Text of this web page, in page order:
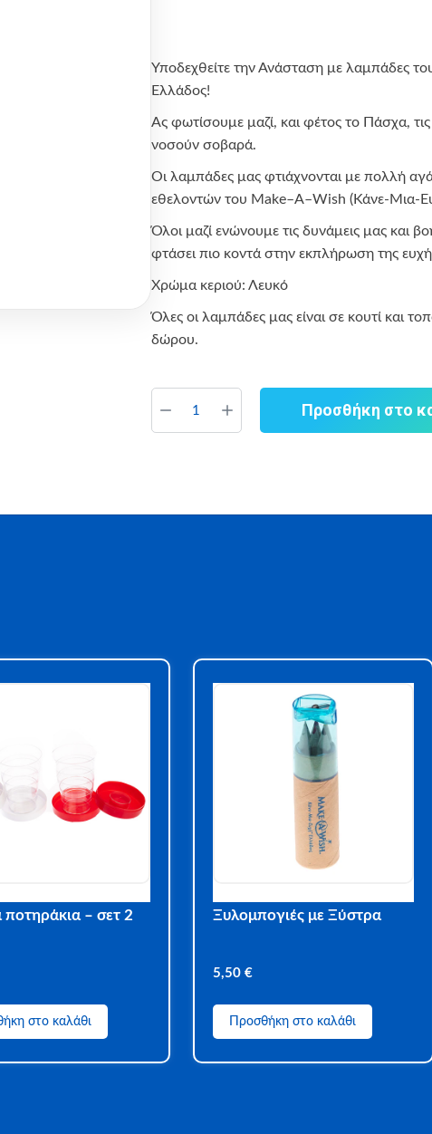
Υποδεχθείτε την Ανάσταση με λαμπάδες
Ελλάδος!
Ας φωτίσουμε μαζί, και φέτος το Πάσχα,
νοσούν σοβαρά.
Οι λαμπάδες μας φτιάχνονται με πολλή
εθελοντών του Make–A–Wish (Κάνε-Μια-
Όλοι μαζί ενώνουμε τις δυνάμεις μας και
φτάσει πιο κοντά στην εκπλήρωση της
Χρώμα κεριού: Λευκό
Όλες οι λαμπάδες μας είναι σε κουτί και
δώρου.
Προσθήκη στο
– σετ 2
στο καλάθι
Ξυλομπογιές με Ξύστρα
5,50 €
Προσθήκη στο καλάθι